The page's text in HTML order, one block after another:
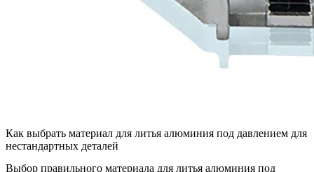
Как выбрать материал для литья алюминия под давлением для
нестандартных деталей
Выбор правильного материала для литья алюминия под